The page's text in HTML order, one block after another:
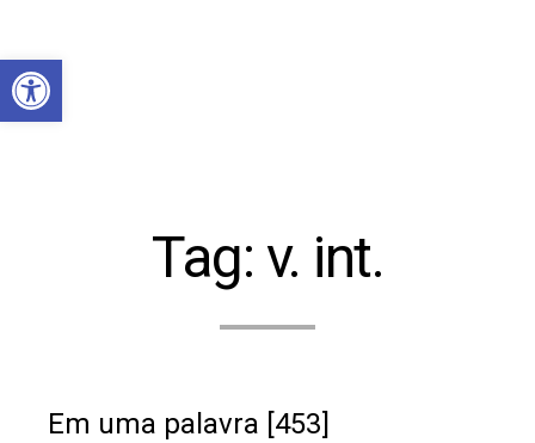
Abrir a barra de ferramentas
Tag: v. int.
Em uma palavra [453]